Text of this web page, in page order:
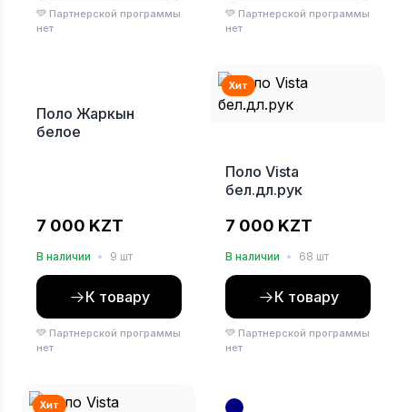
Партнерской программы
нет
Партнерской программы
нет
Поло Жаркын
белое
7 000 KZT
В наличии • 9 шт
К товару
Партнерской программы
нет
Хит
Поло Vista
бел.дл.рук
7 000 KZT
В наличии • 68 шт
К товару
Партнерской программы
нет
Хит